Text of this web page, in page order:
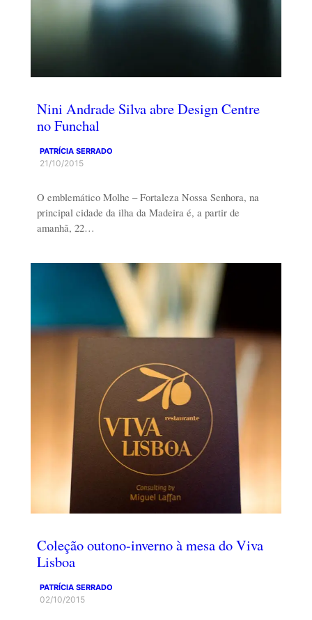
Nini Andrade Silva abre Design Centre
no Funchal
PATRÍCIA SERRADO
21/10/2015
O emblemático Molhe – Fortaleza Nossa Senhora, na
principal cidade da ilha da Madeira é, a partir de
amanhã, 22…
Coleção outono-inverno à mesa do Viva
Lisboa
PATRÍCIA SERRADO
02/10/2015